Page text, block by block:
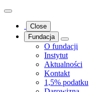
Close
Fundacja
O fundacji
Instytut
Aktualności
Kontakt
1,5% podatku